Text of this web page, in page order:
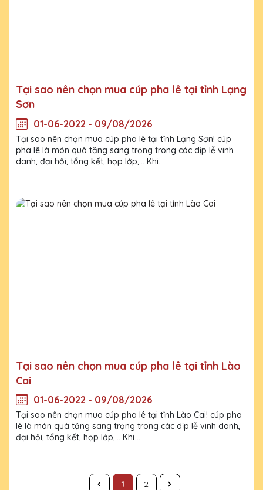
Tại sao nên chọn mua cúp pha lê tại tỉnh Lạng
Sơn
01-06-2022 - 09/08/2026
Tại sao nên chọn mua cúp pha lê tại tỉnh Lạng Sơn! cúp
pha lê là món quà tặng sang trọng trong các dịp lễ vinh
danh, đại hội, tổng kết, họp lớp,... Khi...
Tại sao nên chọn mua cúp pha lê tại tỉnh Lào
Cai
01-06-2022 - 09/08/2026
Tại sao nên chọn mua cúp pha lê tại tỉnh Lào Cai! cúp pha
lê là món quà tặng sang trọng trong các dịp lễ vinh danh,
đại hội, tổng kết, họp lớp,... Khi ...
1 2